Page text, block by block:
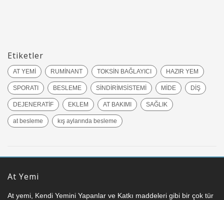
Etiketler
AT YEMİ RUMİNANT TOKSİN BAĞLAYICI HAZIR YEM
SPORATI BESLEME SİNDİRİMSİSTEMİ MİDE DİŞ
DEJENERATİF EKLEM AT BAKIMI SAĞLIK
at besleme kış aylarında besleme
At Yemi
At yemi, Kendi Yemini Yapanlar ve Katkı maddeleri gibi bir çok tür